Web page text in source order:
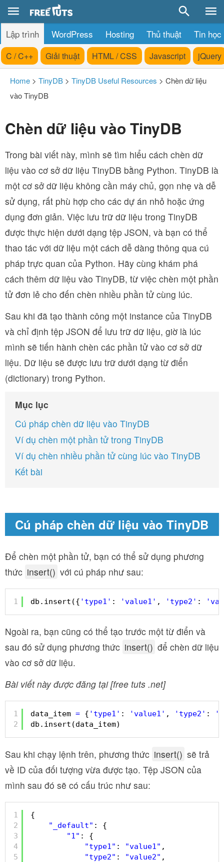
Lập trình WordPress Hosting Thủ thuật Tin học
C / C++ Giải thuật HTML / CSS Javascript jQuery
Home > TinyDB > TinyDB Useful Resources > Chèn dữ liệu
vào TinyDB
Chèn dữ liệu vào TinyDB
Trong bài viết này, mình sẽ tìm hiểu cách chèn dữ
liệu vào cơ sở dữ liệu TinyDB bằng Python. TinyDB là
một cơ sở dữ liệu không cần máy chủ, gọn nhẹ và dễ
sử dụng, rất phù hợp cho các dự án nhỏ hoặc ứng
dụng đơn giản. Việc lưu trữ dữ liệu trong TinyDB
được thực hiện dưới dạng tệp JSON, và bạn có thể
thao tác với dữ liệu một cách dễ dàng thông qua cú
pháp trực quan của Python. Hãy cùng khám phá
cách thêm dữ liệu vào TinyDB, từ việc chèn một phần
tử đơn lẻ cho đến chèn nhiều phần tử cùng lúc.
Sau khi đã tạo thành công một instance của TinyDB
và chỉ định tệp JSON để lưu trữ dữ liệu, giờ là lúc
mình sẽ tiến hành chèn các phần tử vào cơ sở dữ
liệu. Dữ liệu sẽ được lưu trữ dưới dạng từ điển
(dictionary) trong Python.
Mục lục
Cú pháp chèn dữ liệu vào TinyDB
Ví dụ chèn một phần tử trong TinyDB
Ví dụ chèn nhiều phần tử cùng lúc vào TinyDB
Kết bài
Cú pháp chèn dữ liệu vào TinyDB
Để chèn một phần tử, bạn có thể sử dụng phương
thức insert() với cú pháp như sau:
1 db.insert({ 'type1' : 'value1' , 'type2' :
Ngoài ra, bạn cũng có thể tạo trước một từ điển và
sau đó sử dụng phương thức insert() để chèn dữ liệu
vào cơ sở dữ liệu.
Bài viết này được đăng tại [free tuts .net]
1
2
data_item = { 'type1' : 'value1' , 'type2' :
db.insert(data_item)
Sau khi chạy lệnh trên, phương thức insert() sẽ trả
về ID của đối tượng vừa được tạo. Tệp JSON của
mình sau đó sẽ có cấu trúc như sau:
1
2
3
4
5
{
"_default" : {
"1" : {
"type1" : "value1" ,
"type2" : "value2" ,